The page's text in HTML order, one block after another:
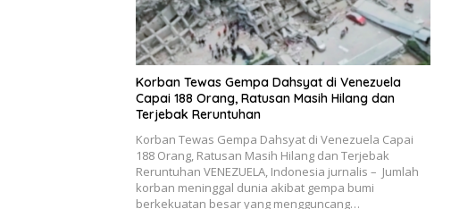
Korban Tewas Gempa Dahsyat di Venezuela
Capai 188 Orang, Ratusan Masih Hilang dan
Terjebak Reruntuhan
Korban Tewas Gempa Dahsyat di Venezuela Capai
188 Orang, Ratusan Masih Hilang dan Terjebak
Reruntuhan VENEZUELA, Indonesia jurnalis – Jumlah
korban meninggal dunia akibat gempa bumi
berkekuatan besar yang mengguncang…